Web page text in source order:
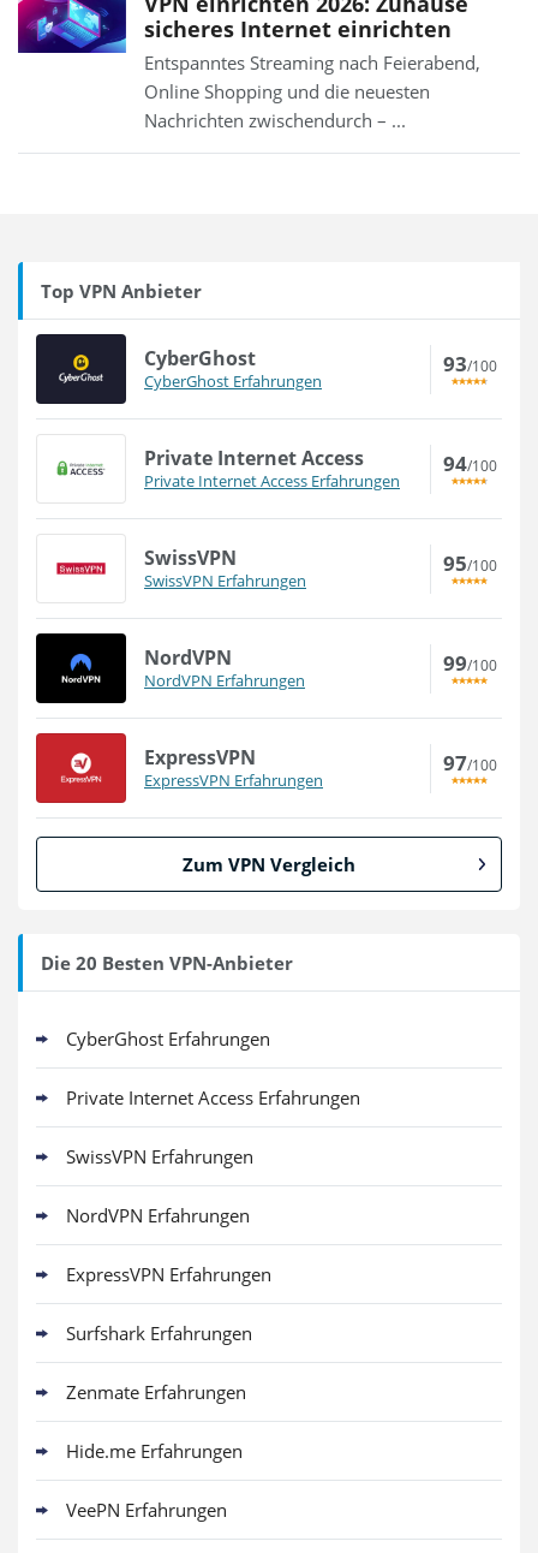
sicheres Internet einrichten
Entspanntes Streaming nach Feierabend,
Online Shopping und die neuesten
Nachrichten zwischendurch – ...
Top VPN Anbieter
CyberGhost
CyberGhost Erfahrungen
93/100
Private Internet Access
Private Internet Access Erfahrungen
94/100
SwissVPN
SwissVPN Erfahrungen
95/100
NordVPN
NordVPN Erfahrungen
99/100
ExpressVPN
ExpressVPN Erfahrungen
97/100
Zum VPN Vergleich
Die 20 Besten VPN-Anbieter
CyberGhost Erfahrungen
Private Internet Access Erfahrungen
SwissVPN Erfahrungen
NordVPN Erfahrungen
ExpressVPN Erfahrungen
Surfshark Erfahrungen
Zenmate Erfahrungen
Hide.me Erfahrungen
VeePN Erfahrungen